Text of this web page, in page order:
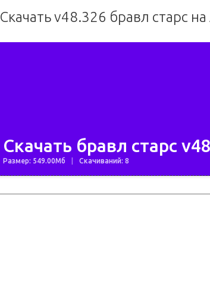
Скачать v48.326 бравл старс
Скачать бравл старс
Размер: 549.00Мб Скачиваний: 8